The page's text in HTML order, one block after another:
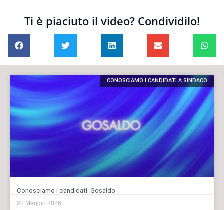
Ti è piaciuto il video? Condividilo!
CONOSCIAMO I CANDIDATI A SINDACO
Conosciamo i candidati: Gosaldo
22 Maggio 2026